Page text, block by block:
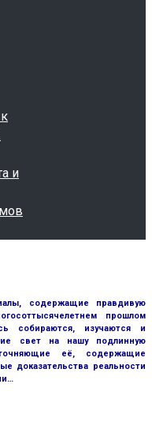
и
содержащие правдивую
прошлом
собираются, изучаются и
свет на нашу подлинную
её, содержащие
доказательства реальности